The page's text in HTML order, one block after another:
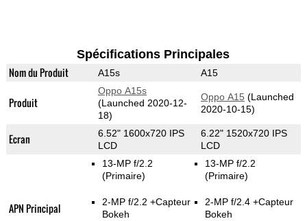
Spécifications Principales
Nom du Produit A15s A15
Produit
Oppo A15s
(Launched 2020-12-
18)
Oppo A15 (Launched
2020-10-15)
Ecran
6.52" 1600x720 IPS
LCD
6.22" 1520x720 IPS
LCD
APN Principal
13-MP f/2.2
(Primaire)
2-MP f/2.2 +Capteur
Bokeh
13-MP f/2.2
(Primaire)
2-MP f/2.4 +Capteur
Bokeh